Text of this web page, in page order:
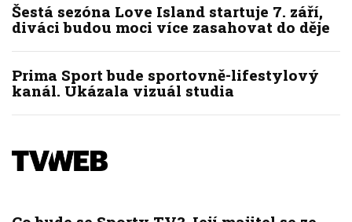
Šestá sezóna Love Island startuje 7. září,
diváci budou moci více zasahovat do děje
Prima Sport bude sportovně-lifestylový
kanál. Ukázala vizuál studia